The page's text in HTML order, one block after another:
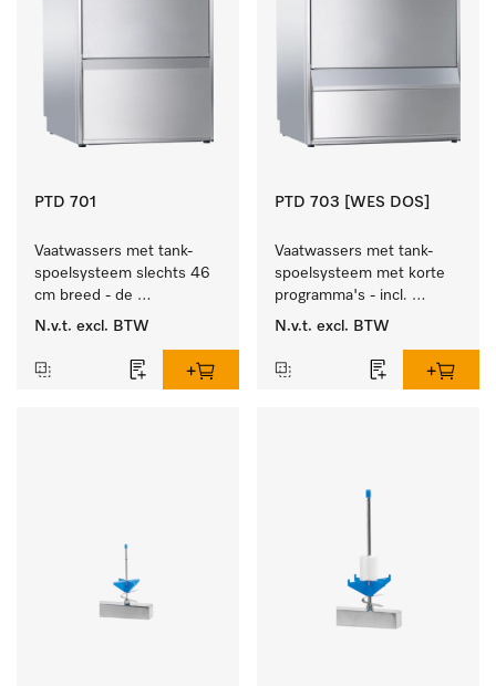
PTD 701
Vaatwassers met tank-
spoelsysteem slechts 46
cm breed - de
glasspecialist.
N.v.t. excl. BTW
PTD 703 [WES DOS]
Vaatwassers met tank-
spoelsysteem met korte
programma's - incl.
geïntegreerde
ontharder.
N.v.t. excl. BTW